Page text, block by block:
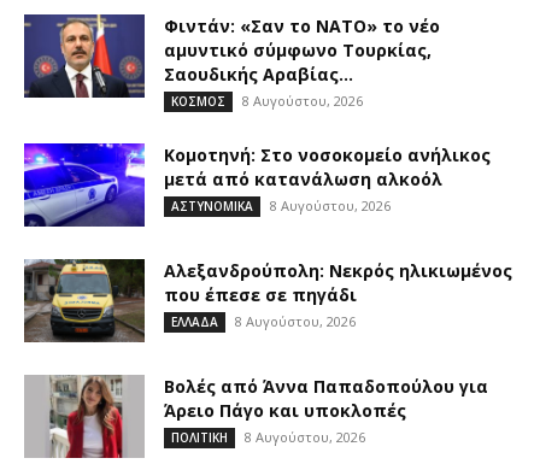
Φιντάν: «Σαν το ΝΑΤΟ» το νέο
αμυντικό σύμφωνο Τουρκίας,
Σαουδικής Αραβίας...
ΚΟΣΜΟΣ 8 Αυγούστου, 2026
Κομοτηνή: Στο νοσοκομείο ανήλικος
μετά από κατανάλωση αλκοόλ
ΑΣΤΥΝΟΜΙΚΑ 8 Αυγούστου, 2026
Αλεξανδρούπολη: Νεκρός ηλικιωμένος
που έπεσε σε πηγάδι
ΕΛΛΑΔΑ 8 Αυγούστου, 2026
Βολές από Άννα Παπαδοπούλου για
Άρειο Πάγο και υποκλοπές
ΠΟΛΙΤΙΚΗ 8 Αυγούστου, 2026